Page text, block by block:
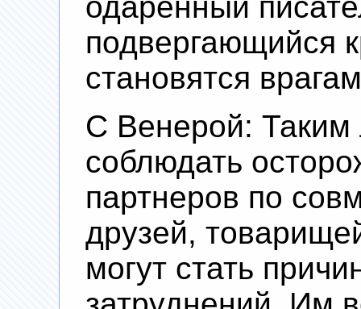
подвергающийся
становятся
С Венерой: Таким
соблюдать
партнеров по
друзей,
могут стать